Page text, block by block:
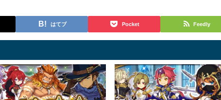
はてブ Pocket Feedly